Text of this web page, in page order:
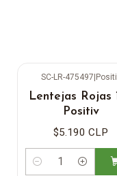
SC-LR-475497|
Lentejas Rojas
Positiv
$5.190 CLP
Cantidad